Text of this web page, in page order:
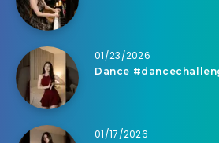
01/23/2026
Dance
01/17/2026